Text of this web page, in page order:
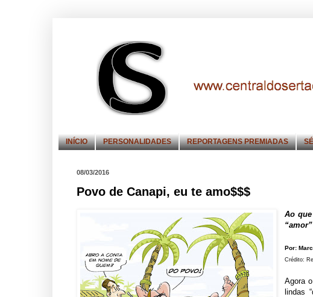
INÍCIO PERSONALIDADES REPORTAGENS PREMIADAS
08/03/2016
Povo de Canapi, eu te amo$$$
Ao
Por:
Crédito:
Agora
lindas